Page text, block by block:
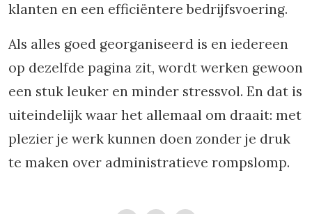
klanten en een efficiëntere bedrijfsvoering.
Als alles goed georganiseerd is en iedereen
op dezelfde pagina zit, wordt werken gewoon
een stuk leuker en minder stressvol. En dat is
uiteindelijk waar het allemaal om draait: met
plezier je werk kunnen doen zonder je druk
te maken over administratieve rompslomp.